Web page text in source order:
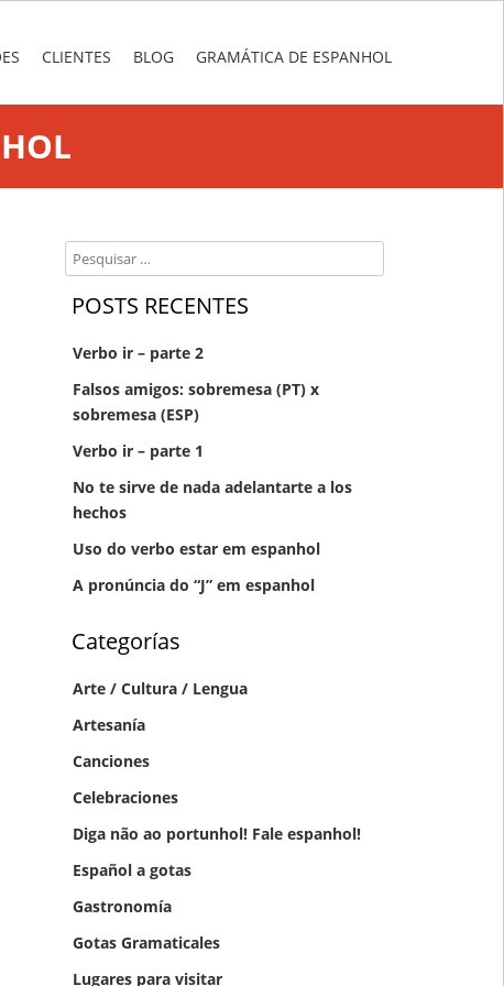
CLIENTES BLOG GRAMÁTICA DE ESPANHOL
Search
POSTS RECENTES
Verbo ir – parte 2
Falsos amigos: sobremesa (PT) x
sobremesa (ESP)
Verbo ir – parte 1
No te sirve de nada adelantarte a los
hechos
Uso do verbo estar em espanhol
A pronúncia do “J” em espanhol
Categorías
Arte / Cultura / Lengua
Artesanía
Canciones
Celebraciones
Diga não ao portunhol! Fale espanhol!
Español a gotas‏
Gastronomía
Gotas Gramaticales
Lugares para visitar